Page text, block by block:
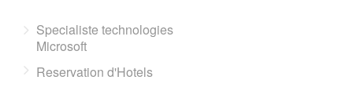
Specialiste technologies
Microsoft
Reservation d'Hotels